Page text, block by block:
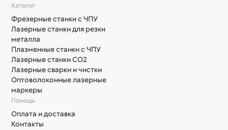
Помощь
Оплата и доставка
Контакты
Каталог
Фрезерные станки с ЧПУ
Лазерные станки для резки
металла
Плазменные станки с ЧПУ
Лазерные станки СО2
Лазерные сварки и чистки
Оптоволоконные лазерные
маркеры